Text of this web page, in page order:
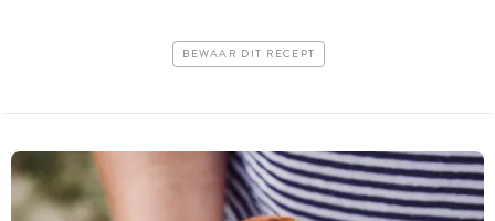
BEWAAR DIT RECEPT